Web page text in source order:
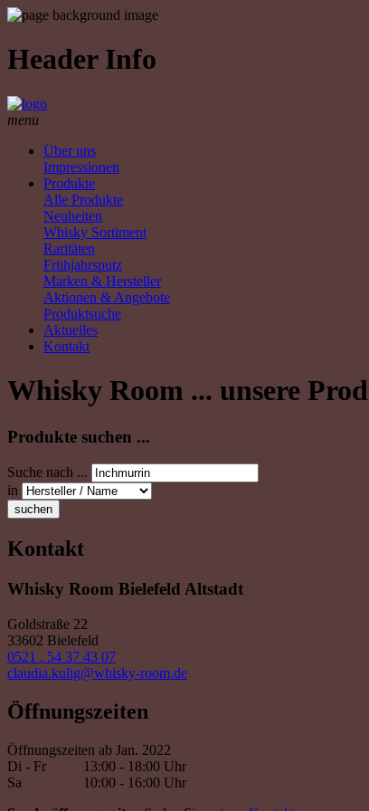
Header Info
menu
Über uns
Impressionen
Produkte
Alle Produkte
Neuheiten
Whisky Sortiment
Raritäten
Frühjahrsputz
Marken & Hersteller
Aktionen & Angebote
Produktsuche
Aktuelles
Kontakt
Whisky Room ... unsere
Produkte suchen ...
Suche nach ...
in
suchen
Kontakt
Whisky Room Bielefeld Altstadt
Goldstraße 22
33602 Bielefeld
0521 . 54 37 43 07
claudia.kulig@whisky-room.de
Öffnungszeiten
Öffnungszeiten ab Jan. 2022
Di - Fr
13:00 - 18:00 Uhr
Sa
10:00 - 16:00 Uhr